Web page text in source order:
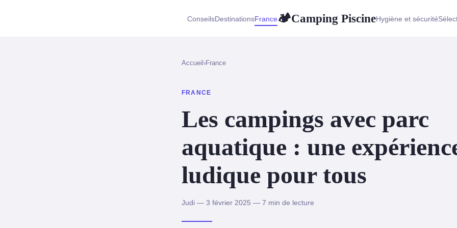
ConseilsDestinationsFrance🏕Camping PiscineHygiène et sécurité
Accueil ›France
FRANCE
Les campings avec parc
aquatique : une
ludique pour tous
Judi — 3 février 2025 — 7 min de lecture